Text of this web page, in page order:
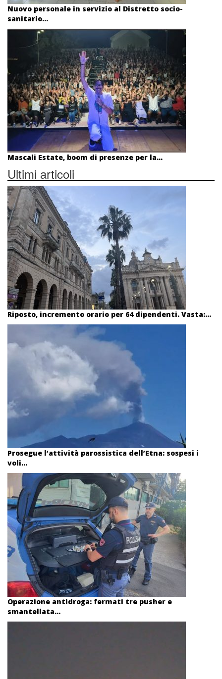
Nuovo personale in servizio al Distretto socio-
sanitario...
Mascali Estate, boom di presenze per la...
Ultimi articoli
Riposto, incremento orario per 64 dipendenti. Vasta:...
Prosegue l’attività parossistica dell’Etna: sospesi i
voli...
Operazione antidroga: fermati tre pusher e
smantellata...